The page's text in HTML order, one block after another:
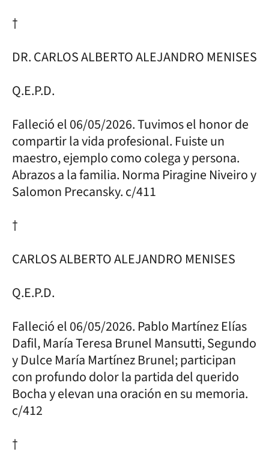
†
DR. CARLOS ALBERTO ALEJANDRO MENISES
Q.E.P.D.
Falleció el 06/05/2026. Tuvimos el honor de
compartir la vida profesional. Fuiste un
maestro, ejemplo como colega y persona.
Abrazos a la familia. Norma Piragine Niveiro y
Salomon Precansky. c/411
†
CARLOS ALBERTO ALEJANDRO MENISES
Q.E.P.D.
Falleció el 06/05/2026. Pablo Martínez Elías
Dafil, María Teresa Brunel Mansutti, Segundo
y Dulce María Martínez Brunel; participan
con profundo dolor la partida del querido
Bocha y elevan una oración en su memoria.
c/412
†